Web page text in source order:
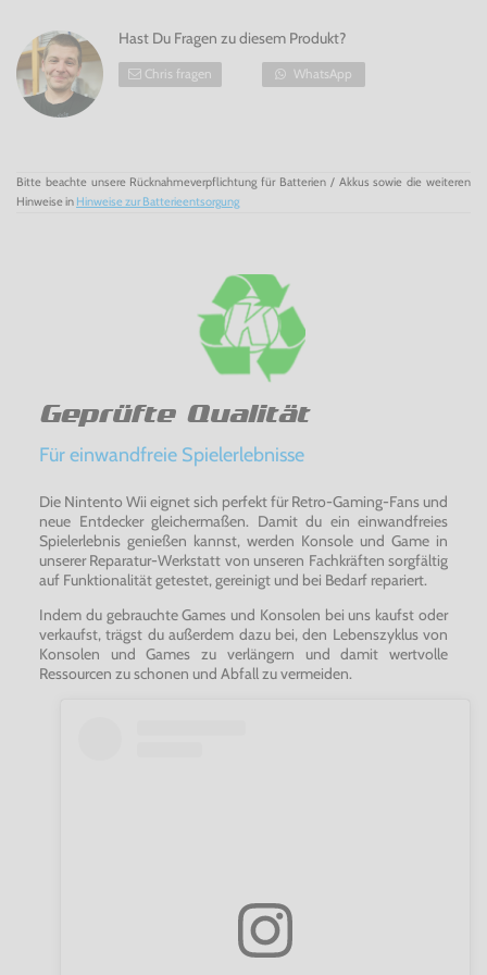
Hast Du Fragen zu diesem Produkt?
Chris fragen WhatsApp
Bitte beachte unsere Rücknahmeverpflichtung für Batterien / Akkus sowie die weiteren
Hinweise in Hinweise zur Batterieentsorgung
Geprüfte Qualität
Für einwandfreie Spielerlebnisse
Die Nintento Wii eignet sich perfekt für Retro-Gaming-Fans und
neue Entdecker gleichermaßen. Damit du ein einwandfreies
Spielerlebnis genießen kannst, werden Konsole und Game in
unserer Reparatur-Werkstatt von unseren Fachkräften sorgfältig
auf Funktionalität getestet, gereinigt und bei Bedarf repariert.
Indem du gebrauchte Games und Konsolen bei uns kaufst oder
verkaufst, trägst du außerdem dazu bei, den Lebenszyklus von
Konsolen und Games zu verlängern und damit wertvolle
Ressourcen zu schonen und Abfall zu vermeiden.